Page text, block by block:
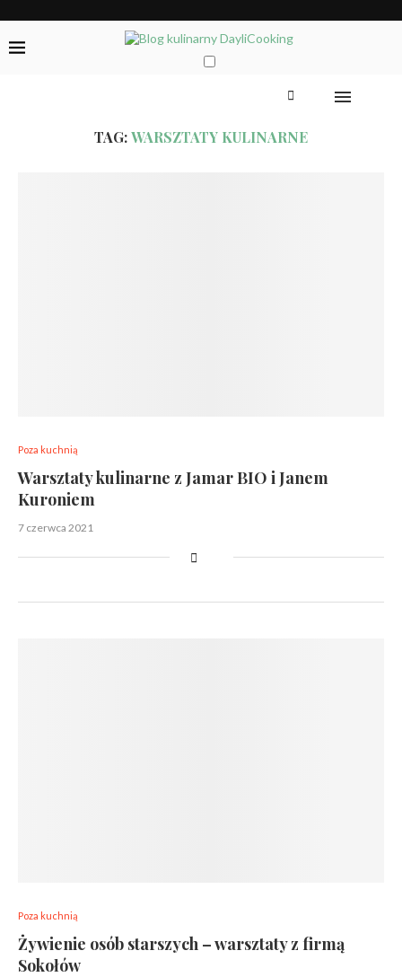
TAG:WARSZTATY KULINARNE
Poza kuchnią
Warsztaty kulinarne z Jamar BIO i Janem
Kuroniem
7 czerwca 2021
Poza kuchnią
Żywienie osób starszych – warsztaty z firmą
Sokołów